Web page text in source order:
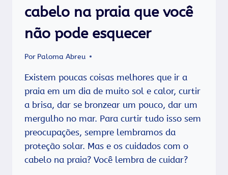
cabelo na praia que você
não pode esquecer
Por Paloma Abreu
Existem poucas coisas melhores que ir a
praia em um dia de muito sol e calor, curtir
a brisa, dar se bronzear um pouco, dar um
mergulho no mar. Para curtir tudo isso sem
preocupações, sempre lembramos da
proteção solar. Mas e os cuidados com o
cabelo na praia? Você lembra de cuidar?